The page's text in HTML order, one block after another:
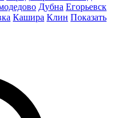
Дубна Егорьевск
Кашира Клин Показать